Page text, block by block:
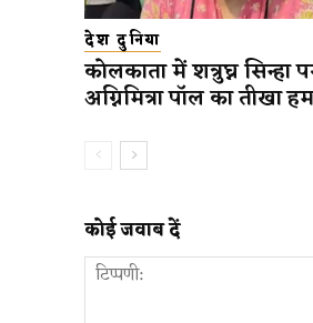
देश दुनिया
कोलकाता में शत्रुघ्न सिन्हा
अग्निमित्रा पॉल का तीखा
कोई जवाब दें